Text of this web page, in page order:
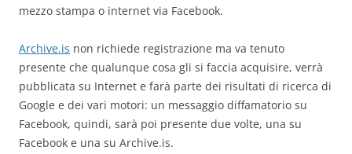
mezzo stampa o internet via Facebook.
Archive.is non richiede registrazione ma va tenuto
presente che qualunque cosa gli si faccia acquisire, verrà
pubblicata su Internet e farà parte dei risultati di ricerca di
Google e dei vari motori: un messaggio diffamatorio su
Facebook, quindi, sarà poi presente due volte, una su
Facebook e una su Archive.is.